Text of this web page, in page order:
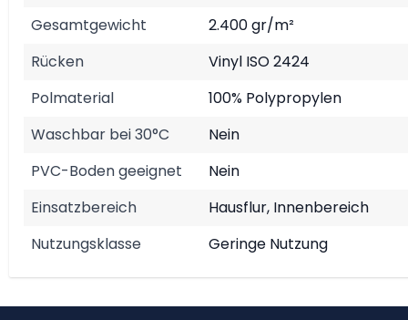
Gesamtgewicht
2.400 gr/m²
Rücken
Vinyl ISO 2424
Polmaterial
100% Polypropylen
Waschbar bei 30°C
Nein
PVC-Boden geeignet
Nein
Einsatzbereich
Hausflur, Innenbereich
Nutzungsklasse
Geringe Nutzung